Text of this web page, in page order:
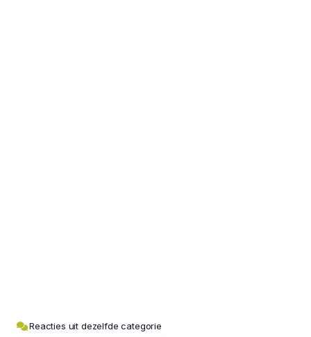
Reacties uit dezelfde categorie